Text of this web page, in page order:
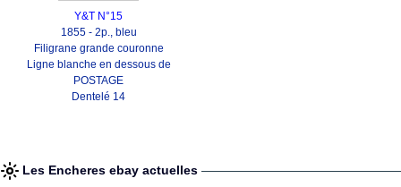
Y&T N°15
1855 - 2p., bleu
Filigrane grande couronne
Ligne blanche en dessous de
POSTAGE
Dentelé 14
Les Encheres ebay actuelles